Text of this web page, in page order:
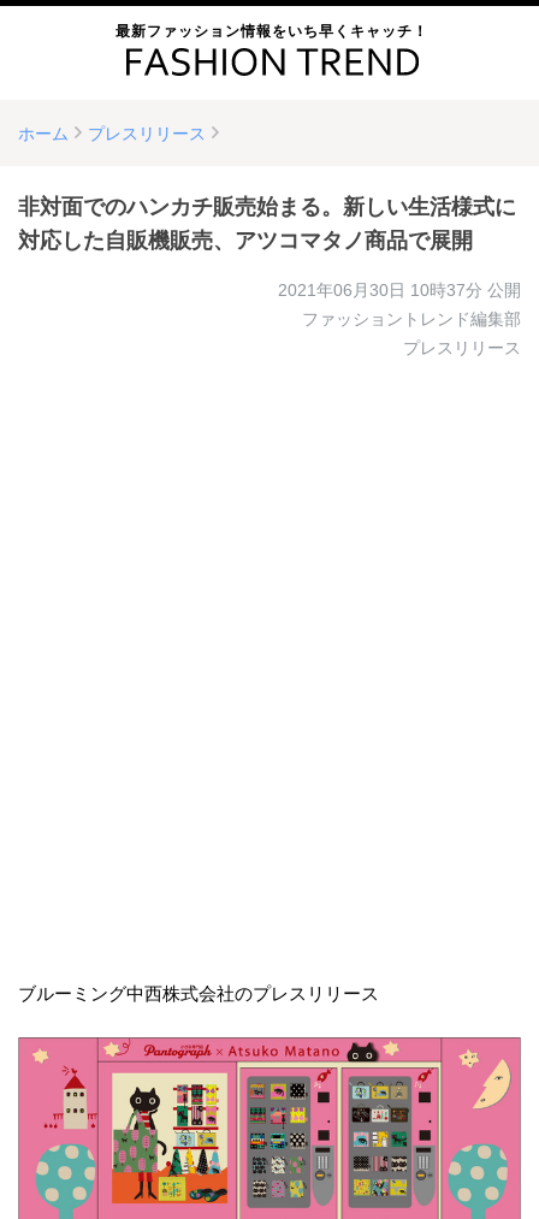
最新ファッション情報をいち早くキャッチ！
ホーム プレスリリース
非対面でのハンカチ販売始まる。新しい生活様式に
対応した自販機販売、アツコマタノ商品で展開
2021年06月30日 10時37分 公開
ファッショントレンド編集部
プレスリリース
ブルーミング中西株式会社のプレスリリース